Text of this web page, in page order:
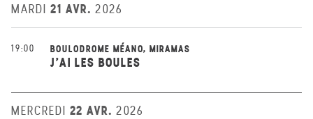
MARDI 21 AVR. 2026
19:00 BOULODROME MÉANO, MIRAMAS
J'AI LES BOULES
MERCREDI 22 AVR. 2026